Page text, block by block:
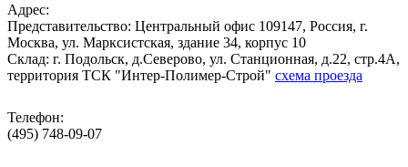
Адрес:
Представительство: Центральный офис 109147, Россия, г.
Москва, ул. Марксистская, здание 34, корпус 10
Cклад: г. Подольск, д.Северово, ул. Станционная, д.22, стр.4А,
территория ТСК "Интер-Полимер-Строй" схема проезда
Телефон:
(495) 748-09-07